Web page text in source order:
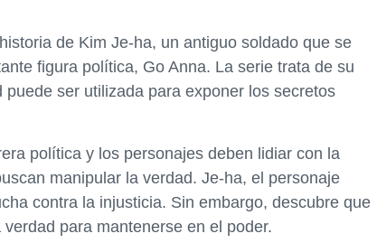
de Kim Je-ha, un antiguo soldado que se
figura política, Go Anna. La serie trata de su
ser utilizada para exponer los secretos
política y los personajes deben lidiar con la
manipular la verdad. Je-ha, el personaje
contra la injusticia. Sin embargo, descubre que
para mantenerse en el poder.